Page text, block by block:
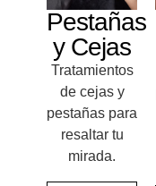
Pestañas
y Cejas
Tratamientos
de cejas y
pestañas para
resaltar tu
mirada.